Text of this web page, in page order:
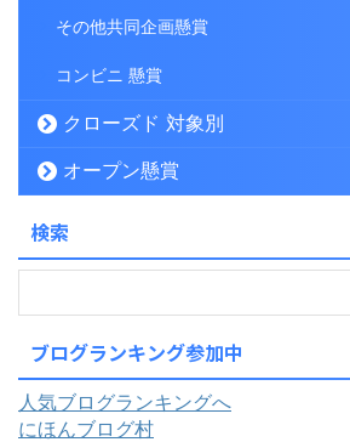
その他共同企画懸賞
コンビニ 懸賞
クローズド 対象別
オープン懸賞
検索
ブログランキング参加中
人気ブログランキングへ
にほんブログ村